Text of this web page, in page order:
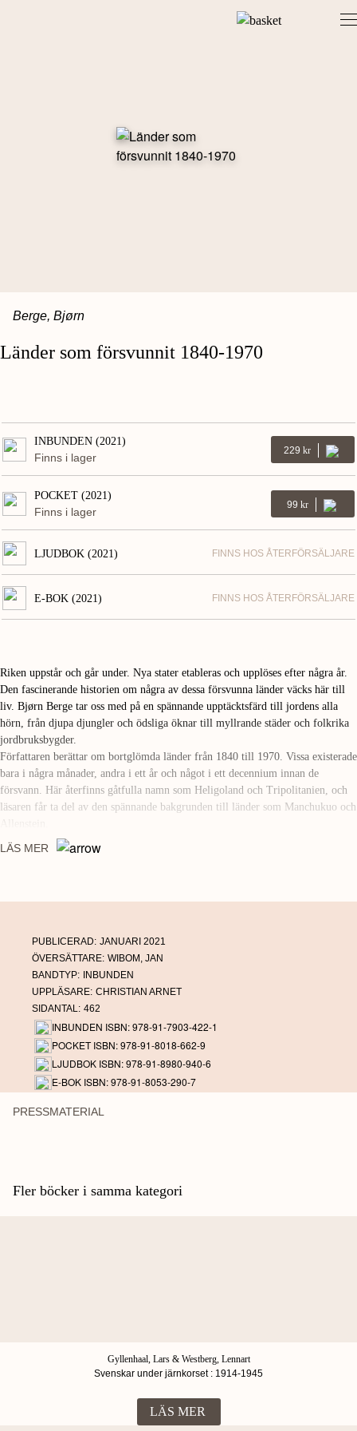
Berge, Bjørn
Länder som försvunnit 1840-1970
INBUNDEN (2021)
Finns i lager
229 Kr
POCKET (2021)
Finns i lager
99 Kr
LJUDBOK (2021) FINNS HOS ÅTERFÖRSÄLJARE
E-BOK (2021) FINNS HOS ÅTERFÖRSÄLJARE
Riken uppstår och går under. Nya stater etableras och upplöses efter några år.
Den fascinerande historien om några av dessa försvunna länder väcks här till
liv. Bjørn Berge tar oss med på en spännande upptäcktsfärd till jordens alla
hörn, från djupa djungler och ödsliga öknar till myllrande städer och folkrika
jordbruksbygder.
Författaren berättar om bortglömda länder från 1840 till 1970. Vissa existerade
bara i några månader, andra i ett år och något i ett decennium innan de
försvann. Här återfinns gåtfulla namn som Heligoland och Tripolitanien, och
läsaren får ta del av den spännande bakgrunden till länder som Manchukuo och
Länder som förvunnitär illustrerad med ett femtiotal kartor och frimärken, och
Hamsuns besök i Batum.
LÄS MER
PUBLICERAD: JANUARI 2021
ÖVERSÄTTARE: WIBOM, JAN
BANDTYP:
INBUNDEN
UPPLÄSARE: CHRISTIAN ARNET
SIDANTAL: 462
INBUNDEN ISBN: 978-91-7903-422-1
POCKET ISBN: 978-91-8018-662-9
LJUDBOK ISBN: 978-91-8980-940-6
E-BOK ISBN: 978-91-8053-290-7
PRESSMATERIAL
Fler böcker i samma kategori
Gyllenhaal, Lars & Westberg, Lennart
Svenskar under järnkorset : 1914-1945
LÄS MER